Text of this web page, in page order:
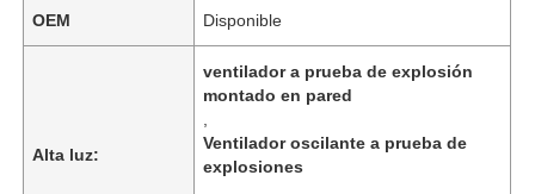
OEM Disponible
Alta luz:
ventilador a prueba de explosión
montado en pared
Ventilador oscilante a prueba de
explosiones